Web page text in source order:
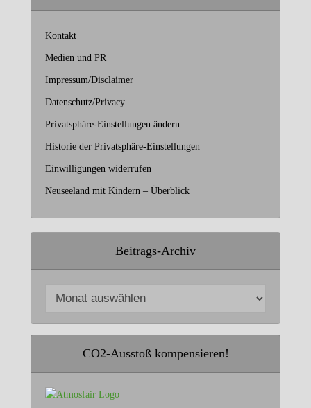
Kontakt
Medien und PR
Impressum/Disclaimer
Datenschutz/Privacy
Privatsphäre-Einstellungen ändern
Historie der Privatsphäre-Einstellungen
Einwilligungen widerrufen
Neuseeland mit Kindern – Überblick
Beitrags-Archiv
CO2-Ausstoß kompensieren!